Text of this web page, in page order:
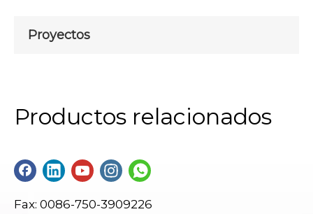
Proyectos
Productos relacionados
Fax: 0086-750-3909226